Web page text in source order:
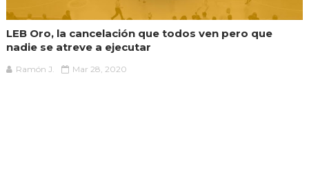
LEB Oro, la cancelación que todos ven pero que
nadie se atreve a ejecutar
Ramón J. Mar 28, 2020